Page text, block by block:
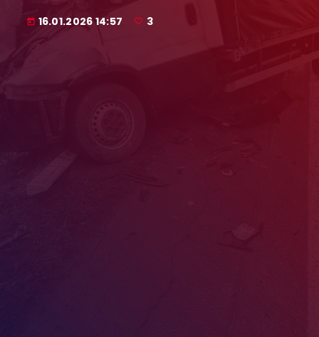
today 16.01.2026 14:57 3